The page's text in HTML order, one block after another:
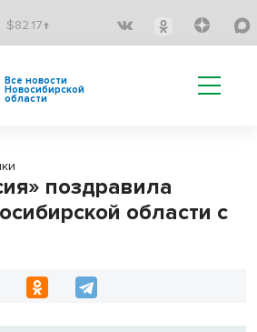
$82.17↑
Все новости
Новосибирской
области
поздравила
области с